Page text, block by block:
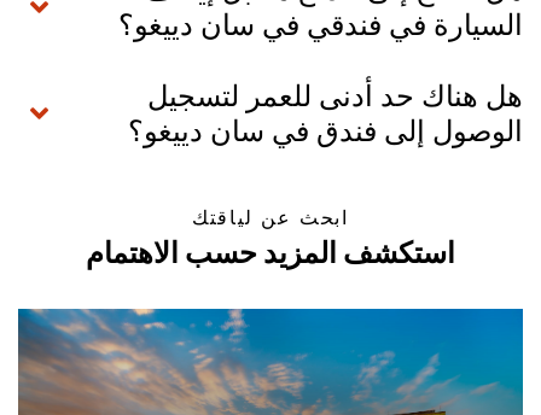
السيارة في فندقي في سان دييغو؟
هل هناك حد أدنى للعمر لتسجيل
الوصول إلى فندق في سان دييغو؟
ابحث عن لياقتك
استكشف المزيد حسب الاهتمام